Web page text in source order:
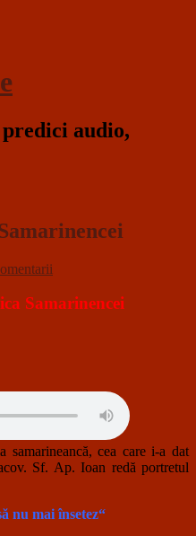
audio,
Samarinencei
samarineancă, cea care i-a dat
Sf. Ap. Ioan redă portretul
nu mai însetez“